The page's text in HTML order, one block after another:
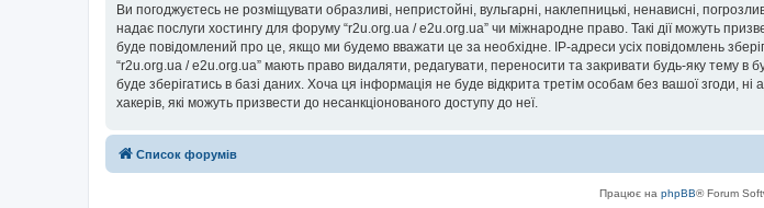
Ви погоджуєтесь не розміщувати образливі, непристойні, вульгарні, наклепницькі, ненависні,
надає послуги хостингу для форуму “r2u.org.ua / e2u.org.ua” чи міжнародне право. Такі дії можуть
буде повідомлений про це, якщо ми будемо вважати це за необхідне. IP-адреси усіх повідомлень
“r2u.org.ua / e2u.org.ua” мають право видаляти, редагувати, переносити та закривати будь-яку тему в
буде зберігатись в базі даних. Хоча ця інформація не буде відкрита третім особам без вашої згоди, ні
хакерів, які можуть призвести до несанкціонованого доступу до неї.
Список форумів
Працює на phpBB® Forum